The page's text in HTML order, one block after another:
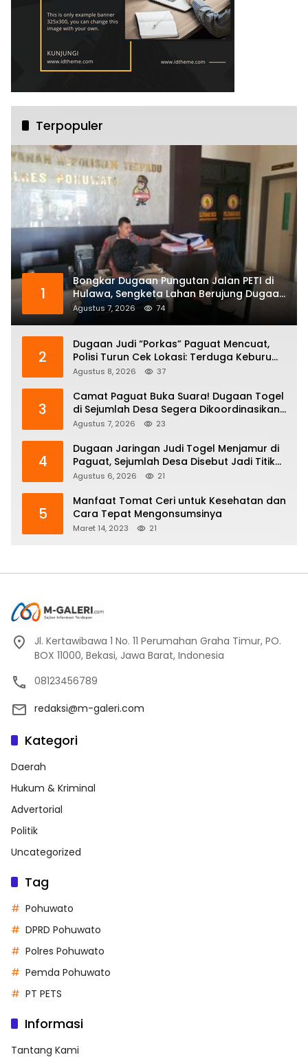
Terpopuler
1
Bongkar Dugaan Pungutan Jalan PETI di
Hulawa, Sengketa Lahan Berujung Dugaan
Pengeroyokan
Agustus 7, 2026 74
2
Dugaan Judi “Porkas” Paguat Mencuat,
Polisi Turun Cek Lokasi: Terduga Keburu
Menghilang
Agustus 8, 2026 37
3
Camat Paguat Buka Suara! Dugaan Togel
di Sejumlah Desa Segera Dikoordinasikan
ke Polisi
Agustus 7, 2026 23
4
Dugaan Jaringan Judi Togel Menjamur di
Paguat, Sejumlah Desa Disebut Jadi Titik
Operasi
Agustus 6, 2026 21
5
Manfaat Tomat Ceri untuk Kesehatan dan
Cara Tepat Mengonsumsinya
Maret 14, 2023 21
Jl. Kertawibawa 1 No. 11 Perumahan Graha Timur, PO.
BOX 11000, Bekasi, Jawa Barat, Indonesia
08123456789
redaksi@m-galeri.com
Kategori
Daerah
Hukum & Kriminal
Advertorial
Politik
Uncategorized
Tag
Pohuwato
DPRD Pohuwato
Polres Pohuwato
Pemda Pohuwato
PT PETS
Informasi
Tantang Kami